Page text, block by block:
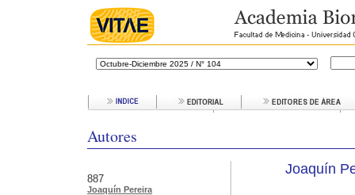
Autores
887
Joaquín Pereira
Joaquín